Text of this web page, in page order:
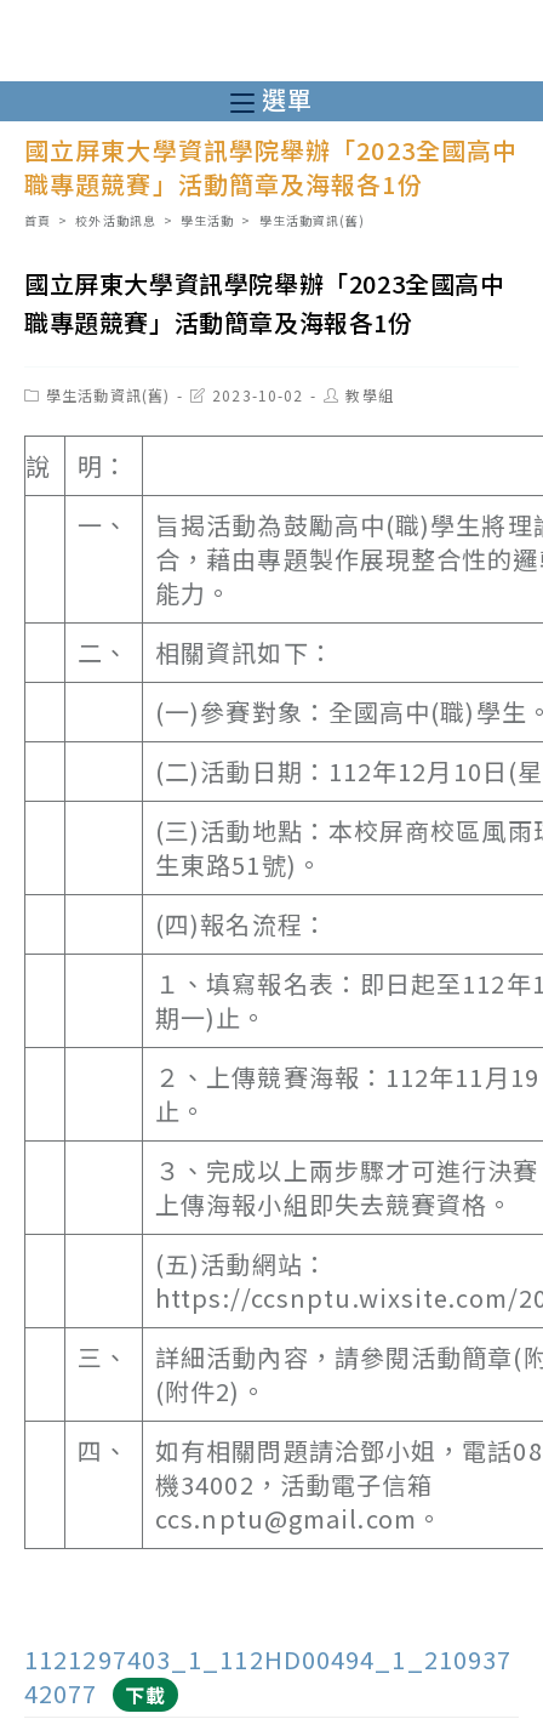
至
主
內
選單
國立屏東大學資訊學院舉辦「2023全國高中
職專題競賽」活動簡章及海報各1份
首頁 > 校外活動訊息 > 學生活動 > 學生活動資訊(舊)
國立屏東大學資訊學院舉辦「2023全國高中
職專題競賽」活動簡章及海報各1份
Post學生活動資訊(舊)
Post2023-10-02
Post教學組
說
明：
一、
旨揭活動為鼓勵高中(職)學生將理
合，藉由專題製作展現整合性的
能力。
二、
相關資訊如下：
(一)參賽對象：全國高中(職)學生
(二)活動日期：112年12月10日(
(三)活動地點：本校屏商校區風
生東路51號)。
(四)報名流程：
１、填寫報名表：即日起至112
期一)止。
２、上傳競賽海報：112年11月
止。
３、完成以上兩步驟才可進行決
上傳海報小組即失去競賽資格。
(五)活動網站：
https://ccsnptu.wixsite.com/
三、
詳細活動內容，請參閱活動簡章(
(附件2)。
四、
如有相關問題請洽鄧小姐，電話
機34002，活動電子信箱
ccs.nptu@gmail.com。
1121297403_1_112HD00494_1_210937
42077
下載